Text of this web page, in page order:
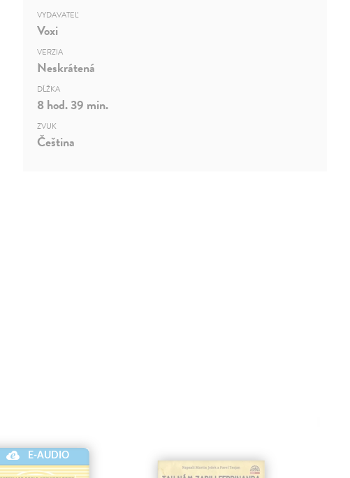
VYDAVATEĽ
Voxi
VERZIA
Neskrátená
DĹŽKA
8 hod. 39 min.
ZVUK
Čeština
E-AUDIO